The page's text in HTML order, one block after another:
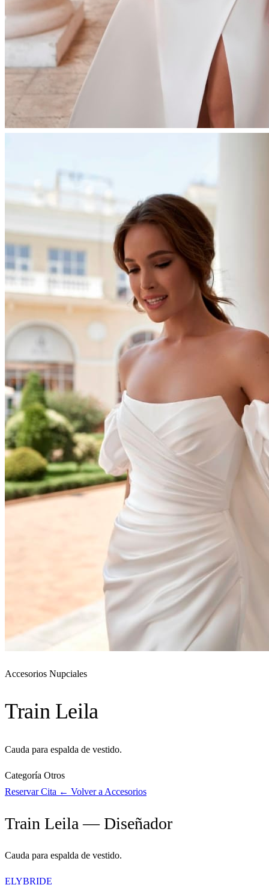
Accesorios Nupciales
Train Leila
Cauda para espalda de vestido.
Categoría Otros
Reservar Cita ← Volver a Accesorios
Train Leila — Diseñador
Cauda para espalda de vestido.
ELYBRIDE